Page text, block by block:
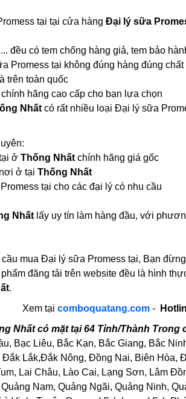
tại tại cửa hàng Đại lý sữa
đều có tem chống hàng giả, tem bảo
Promess tại không đúng hàng đúng
trên toàn quốc
hãng cao cấp cho bạn lựa chọn
Nhấtcó rất nhiều loại Đại lý sữa
ở Thống Nhấtchính hãng giá gốc
ở tại Thống Nhất
tại cho các đại lý có nhu cầu
Nhấtlấy uy tín làm hàng đầu, với
mua Đại lý sữa Promess tại, Bạn
đăng tải trên website đều là hình
.
Xem tạicomboquatang.com -
Nhất có mặt tại 64 Tỉnh/Thành Trong
Bạc Liêu, Bắc Kạn, Bắc Giang, Bắc
Lắk,Đắk Nông, Đồng Nai, Biên Hòa,
Lai Châu, Lào Cai, Lạng Sơn, Lâm
Nam, Quảng Ngãi, Quảng Ninh,